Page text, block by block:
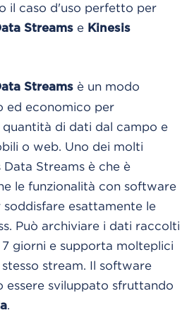
il caso d'uso perfetto per
Streams e Kinesis
Streams è un modo
ed economico per
di dati dal campo e
o web. Uno dei molti
Streams è che è
le funzionalità con software
esattamente le
Può archiviare i dati raccolti
giorni e supporta molteplici
stream. Il software
essere sviluppato sfruttando
.